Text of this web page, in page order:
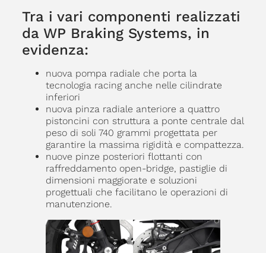
Tra i vari componenti realizzati
da WP Braking Systems, in
evidenza:
nuova pompa radiale che porta la
tecnologia racing anche nelle cilindrate
inferiori
nuova pinza radiale anteriore a quattro
pistoncini con struttura a ponte centrale dal
peso di soli 740 grammi progettata per
garantire la massima rigidità e compattezza.
nuove pinze posteriori flottanti con
raffreddamento open-bridge, pastiglie di
dimensioni maggiorate e soluzioni
progettuali che facilitano le operazioni di
manutenzione.